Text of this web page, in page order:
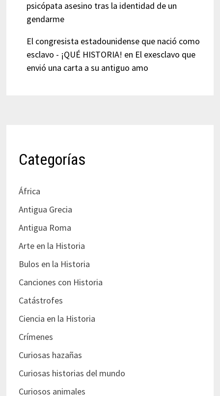
psicópata asesino tras la identidad de un
gendarme
El congresista estadounidense que nació como
esclavo - ¡QUÉ HISTORIA! en El exesclavo que
envió una carta a su antiguo amo
Categorías
África
Antigua Grecia
Antigua Roma
Arte en la Historia
Bulos en la Historia
Canciones con Historia
Catástrofes
Ciencia en la Historia
Crímenes
Curiosas hazañas
Curiosas historias del mundo
Curiosos animales